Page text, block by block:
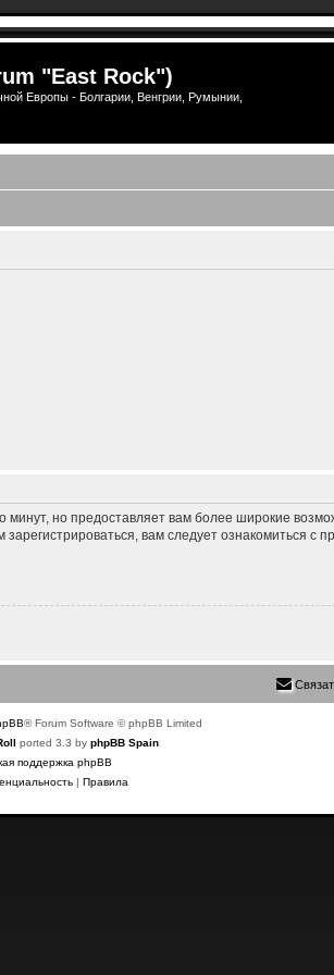
"East Rock")
Европы - Болгарии, Венгрии, Румынии,
но предоставляет вам более широкие
вам следует ознакомиться
® Forum Software © phpBB Limited
ported 3.3 by phpBB Spain
поддержка phpBB
|Правила